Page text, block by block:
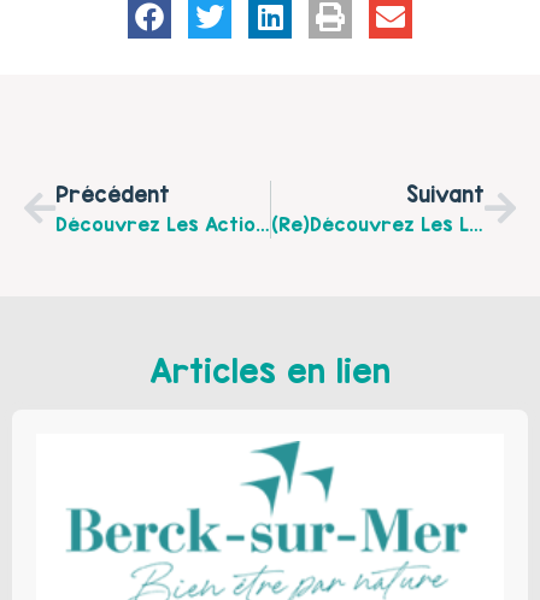
Précédent
Découvrez Les Actions Familiales Proposées Cet Été Par Le Nautilus – Centre Socio-Culturel De Boulogne/Mer
Suivant
(Re)Découvrez Les Lieux D’Accueil Enfants Parents Du Boulonnais !
Articles en lien